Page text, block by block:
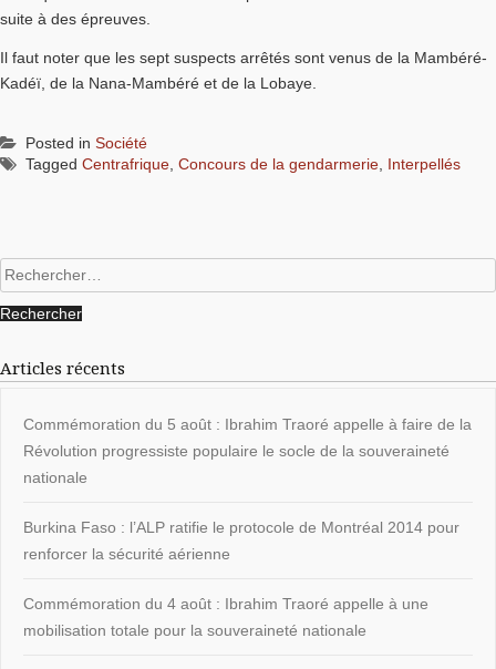
suite à des épreuves.
Il faut noter que les sept suspects arrêtés sont venus de la Mambéré-
Kadéï, de la Nana-Mambéré et de la Lobaye.
Posted in Société
Tagged Centrafrique Concours de la gendarmerie Interpellés
Rechercher :
Articles récents
Commémoration du 5 août : Ibrahim Traoré appelle à faire de la
Révolution progressiste populaire le socle de la souveraineté
nationale
Burkina Faso : l’ALP ratifie le protocole de Montréal 2014 pour
renforcer la sécurité aérienne
Commémoration du 4 août : Ibrahim Traoré appelle à une
mobilisation totale pour la souveraineté nationale